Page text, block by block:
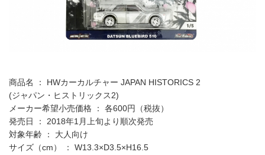
商品名 ： HWカーカルチャー JAPAN HISTORICS 2
(ジャパン・ヒストリックス2)
メーカー希望小売価格 ： 各600円（税抜）
発売日 ： 2018年1月上旬より順次発売
対象年齢 ： 大人向け
サイズ（cm） ： W13.3×D3.5×H16.5